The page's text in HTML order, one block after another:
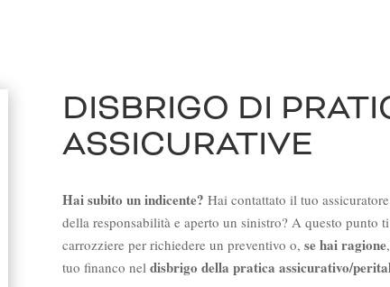
DISBRIGO DI
ASSICURATIVE
Hai subito un indicente? Hai contattato il tuo
della responsabilità e aperto un sinistro? A questo punto
carrozziere per richiedere un preventivo o, se hai ragione
tuo financo nel disbrigo della pratica assicurativo/